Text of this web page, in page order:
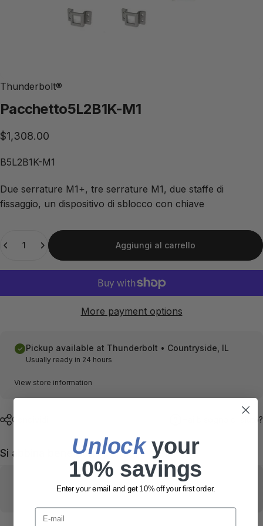
Thunderbolt®
Pacchetto5L2B1K-M1
$1,308.00
B5L2B1K-M1
Due serrature M1+, tre serrature M1, due staffe di
fissaggio, un dispositivo di sblocco con chiave
Aggiungi al carrello
More payment options
Pickup available at Thunderbolt • Countryside, IL
Usually ready in 24 hours
View store information
Condividi Hai bisogno di aiuto?
Si abbina bene conUnlock​ your
10% savings
Enter your email and get 10% off your first order.
E-mail